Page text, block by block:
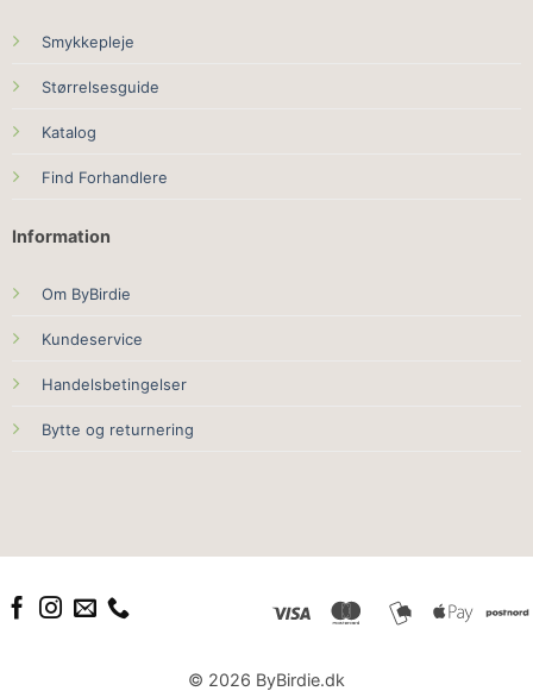
Smykkepleje
Størrelsesguide
Katalog
Find Forhandlere
Information
Om ByBirdie
Kundeservice
Handelsbetingelser
Bytte og returnering
© 2026 ByBirdie.dk